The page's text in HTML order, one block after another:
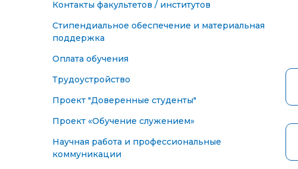
Контакты факультетов / институтов
Стипендиальное обеспечение и материальная
поддержка
Оплата обучения
Трудоустройство
Проект "Доверенные студенты"
Проект «Обучение служением»
Научная работа и профессиональные
коммуникации